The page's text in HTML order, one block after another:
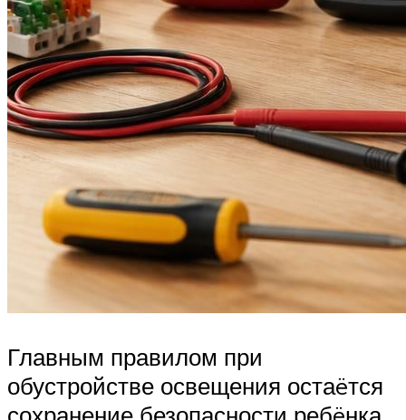
Главным правилом при
обустройстве освещения остаëтся